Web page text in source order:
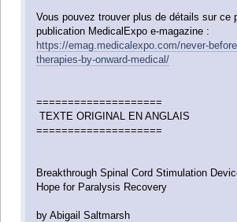
Vous pouvez trouver plus de détails sur ce
publication MedicalExpo e-magazine :
https://emag.medicalexpo.com/never-
therapies-by-onward-medical/
====================
TEXTE ORIGINAL EN ANGLAIS
====================
Breakthrough Spinal Cord Stimulation
Hope for Paralysis Recovery
by Abigail Saltmarsh